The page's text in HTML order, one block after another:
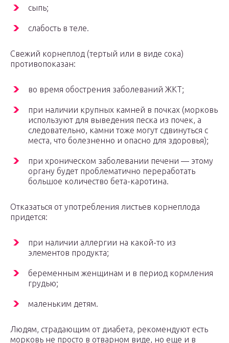
сыпь;
слабость в теле.
Свежий корнеплод (тертый или в виде сока)
противопоказан:
во время обострения заболеваний ЖКТ;
при наличии крупных камней в почках (морковь
используют для выведения песка из почек, а
следовательно, камни тоже могут сдвинуться с
места, что болезненно и опасно для здоровья);
при хроническом заболевании печени — этому
органу будет проблематично переработать
большое количество бета-каротина.
Отказаться от употребления листьев корнеплода
придется:
при наличии аллергии на какой-то из
элементов продукта;
беременным женщинам и в период кормления
грудью;
маленьким детям.
Людям, страдающим от диабета, рекомендуют есть
морковь не просто в отварном виде, но еще и в